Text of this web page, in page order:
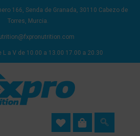
166, Senda de Granada, 30110 Cabezo de
Torres, Murcia.
L a V de 10.00 a 13.00 17.00 a 20.30